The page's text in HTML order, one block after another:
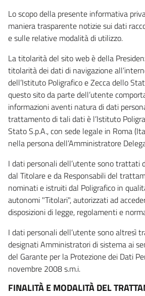
Lo scopo della presente informativa
maniera trasparente notizie sui dati
e sulle relative modalità di utilizzo.
La titolarità del sito web è della
titolarità dei dati di navigazione
dell’Istituto Poligrafico e Zecca dello
questo sito da parte dell’utente
informazioni aventi natura di dati
trattamento di tali dati è l’Istituto
Stato S.p.A., con sede legale in Roma
nella persona dell’Amministratore
I dati personali dell’utente sono trattati
dal Titolare e da Responsabili del
nominati e istruiti dal Poligrafico in
autonomi "Titolari", autorizzati ad
disposizioni di legge, regolamenti e
I dati personali dell’utente sono altresì
designati Amministratori di sistema ai
del Garante per la Protezione dei Dati
novembre 2008 s.m.i.
FINALITÀ E MODALITÀ DEL